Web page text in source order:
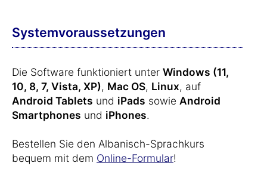
Systemvoraussetzungen
Die Software funktioniert unter Windows (11,
10, 8, 7, Vista, XP), Mac OS, Linux, auf
Android Tablets und iPads sowie Android
Smartphones und iPhones.
Bestellen Sie den Albanisch-Sprachkurs
bequem mit dem Online-Formular!